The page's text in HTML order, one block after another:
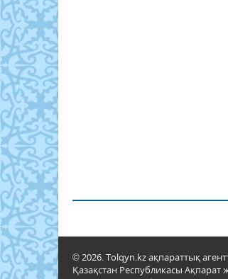
© 2026. Tolqyn.kz ақпараттық
Қазақстан Республикасы Ақпарат